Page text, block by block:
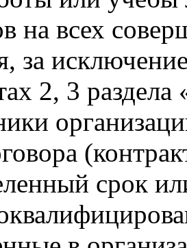
на всех
за
2, 3 раздела
срок